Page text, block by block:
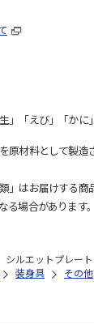
「えび」「か
材料として製造
はお届けする商
場合があります。
シルエットプレー
装身具 その他